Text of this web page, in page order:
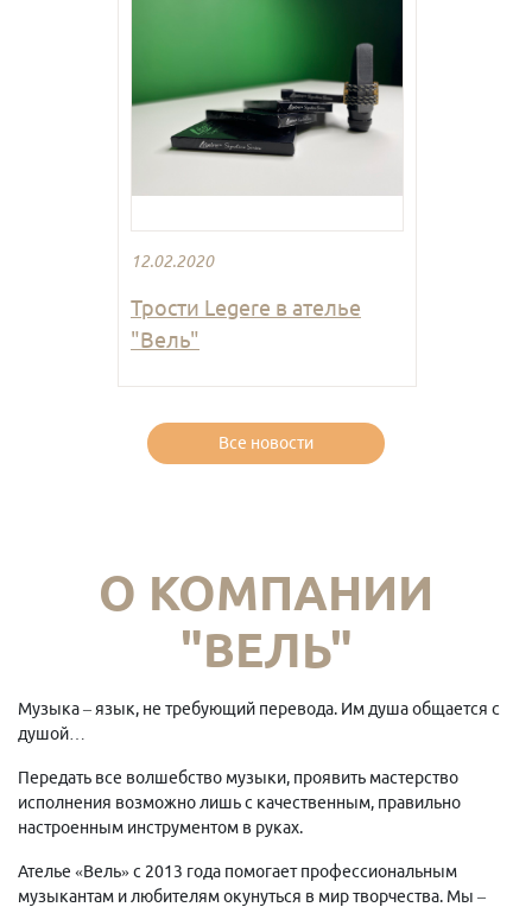
12.02.2020
Трости Legere в ателье
"Вель"
Все новости
О КОМПАНИИ
"ВЕЛЬ"
Музыка – язык, не требующий перевода. Им душа общается с
душой…
Передать все волшебство музыки, проявить мастерство
исполнения возможно лишь с качественным, правильно
настроенным инструментом в руках.
Ателье «Вель» с 2013 года помогает профессиональным
музыкантам и любителям окунуться в мир творчества. Мы –